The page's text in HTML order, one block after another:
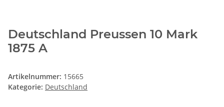
Deutschland Preussen 10 Mark
1875 A
Artikelnummer: 15665
Kategorie: Deutschland